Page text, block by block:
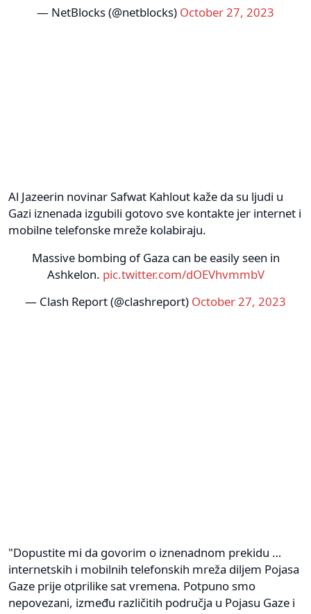
— NetBlocks (@netblocks) October 27, 2023
Al Jazeerin novinar Safwat Kahlout kaže da su ljudi u
Gazi iznenada izgubili gotovo sve kontakte jer internet i
mobilne telefonske mreže kolabiraju.
Massive bombing of Gaza can be easily seen in
Ashkelon. pic.twitter.com/dOEVhvmmbV
— Clash Report (@clashreport) October 27, 2023
"Dopustite mi da govorim o iznenadnom prekidu …
internetskih i mobilnih telefonskih mreža diljem Pojasa
Gaze prije otprilike sat vremena. Potpuno smo
nepovezani, između različitih područja u Pojasu Gaze i